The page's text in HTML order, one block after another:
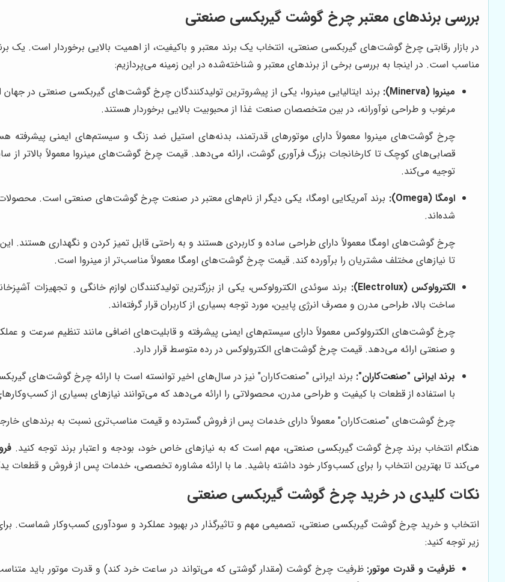
بررسی برندهای معتبر چرخ گوشت گیربکسی صنعتی
در بازار رقابتی چرخ گوشت‌های گیربکسی صنعتی، انتخاب یک برند معتبر و باکیفیت، از اهمیت بالایی برخوردار است. یک
مناسب است. در اینجا به بررسی برخی از برندهای معتبر و شناخته‌شده در این زمینه می‌پردازیم:
مینروا (Minerva):
برند ایتالیایی مینروا، یکی از پیشروترین تولیدکنندگان چرخ گوشت‌های گیربکسی صنعتی در
مرغوب و طراحی نوآورانه، در بین متخصصان صنعت غذا از محبوبیت بالایی برخوردار هستند.
چرخ گوشت‌های مینروا معمولاً دارای موتورهای قدرتمند، بدنه‌های استیل ضد زنگ و سیستم‌های ایمنی پیشرفته
قصابی‌های کوچک تا کارخانجات بزرگ فرآوری گوشت، ارائه می‌دهد. قیمت چرخ گوشت‌های مینروا معمولاً بالاتر از
توجیه می‌کند.
اومگا (Omega):
برند آمریکایی اومگا، یکی دیگر از نام‌های معتبر در صنعت چرخ گوشت‌های صنعتی است. محصولات
شده‌اند.
چرخ گوشت‌های اومگا معمولاً دارای طراحی ساده و کاربردی هستند و به راحتی قابل تمیز کردن و نگهداری هستند.
تا نیازهای مختلف مشتریان را برآورده کند. قیمت چرخ گوشت‌های اومگا معمولاً مناسب‌تر از مینروا است.
الکترولوکس (Electrolux):
برند سوئدی الکترولوکس، یکی از بزرگترین تولیدکنندگان لوازم خانگی و تجهیزات
ساخت بالا، طراحی مدرن و مصرف انرژی پایین، مورد توجه بسیاری از کاربران قرار گرفته‌اند.
چرخ گوشت‌های الکترولوکس معمولاً دارای سیستم‌های ایمنی پیشرفته و قابلیت‌های اضافی مانند تنظیم سرعت و
و صنعتی ارائه می‌دهد. قیمت چرخ گوشت‌های الکترولوکس در رده متوسط قرار دارد.
برند ایرانی "صنعت‌کاران": برند ایرانی "صنعت‌کاران" نیز در سال‌های اخیر توانسته است با ارائه چرخ گوشت‌های
با استفاده از قطعات با کیفیت و طراحی مدرن، محصولاتی را ارائه می‌دهد که می‌توانند نیازهای بسیاری از
چرخ گوشت‌های "صنعت‌کاران" معمولاً دارای خدمات پس از فروش گسترده و قیمت مناسب‌تری نسبت به برندهای
هنگام انتخاب برند چرخ گوشت گیربکسی صنعتی، مهم است که به نیازهای خاص خود، بودجه و اعتبار برند توجه کنید.
می‌کند تا بهترین انتخاب را برای کسب‌وکار خود داشته باشید. ما با ارائه مشاوره تخصصی، خدمات پس از فروش و قطعات
نکات کلیدی در خرید چرخ گوشت گیربکسی صنعتی
انتخاب و خرید چرخ گوشت گیربکسی صنعتی، تصمیمی مهم و تاثیرگذار در بهبود عملکرد و سودآوری کسب‌وکار شماست. برای
زیر توجه کنید:
ظرفیت و قدرت موتور: ظرفیت چرخ گوشت (مقدار گوشتی که می‌تواند در ساعت خرد کند) و قدرت موتور باید